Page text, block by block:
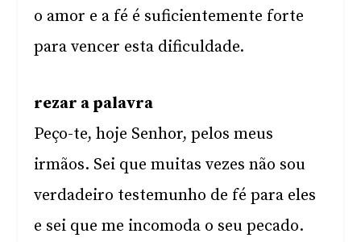
o amor e a fé é suficientemente forte
para vencer esta dificuldade.
rezar a palavra
Peço-te, hoje Senhor, pelos meus
irmãos. Sei que muitas vezes não sou
verdadeiro testemunho de fé para eles
e sei que me incomoda o seu pecado.